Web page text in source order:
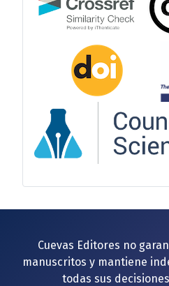
Cuevas Editores no
manuscritos y mantiene
todas sus